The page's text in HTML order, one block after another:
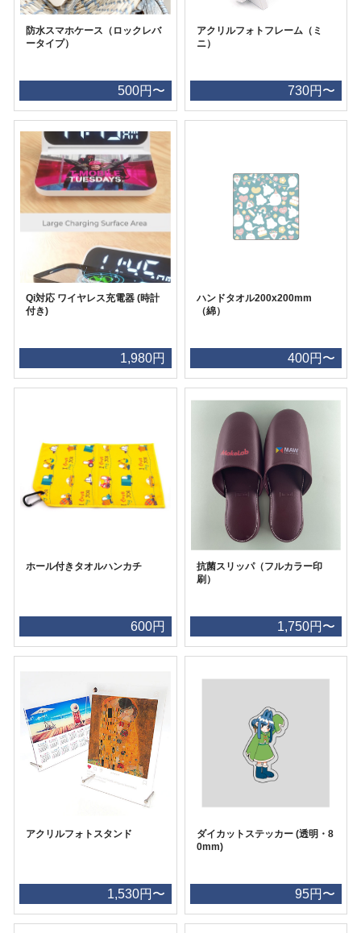
防水スマホケース（ロックレバ
ータイプ）
500円〜
アクリルフォトフレーム（ミ
ニ）
730円〜
Qi対応 ワイヤレス充電器 (時計
付き)
1,980円
ハンドタオル200x200mm
（綿）
400円〜
ホール付きタオルハンカチ
600円
抗菌スリッパ（フルカラー印
刷）
1,750円〜
アクリルフォトスタンド
1,530円〜
ダイカットステッカー (透明・8
0mm)
95円〜